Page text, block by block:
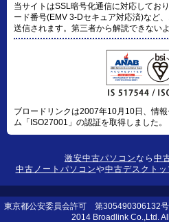
当サイトはSSL暗号化通信に対応してお
ード番号(EMV 3-Dセキュア対応済)など
送信されます。第三者から解読できない
ブロードリンクは2007年10月10日、情
ム「ISO27001」の認証を取得しました。
激安中古パソコンなら 中
中古ノートパソコンや中古デスクト
東京都公安委員会許可 第305490306132
2014 Broadlink Co.,Ltd.